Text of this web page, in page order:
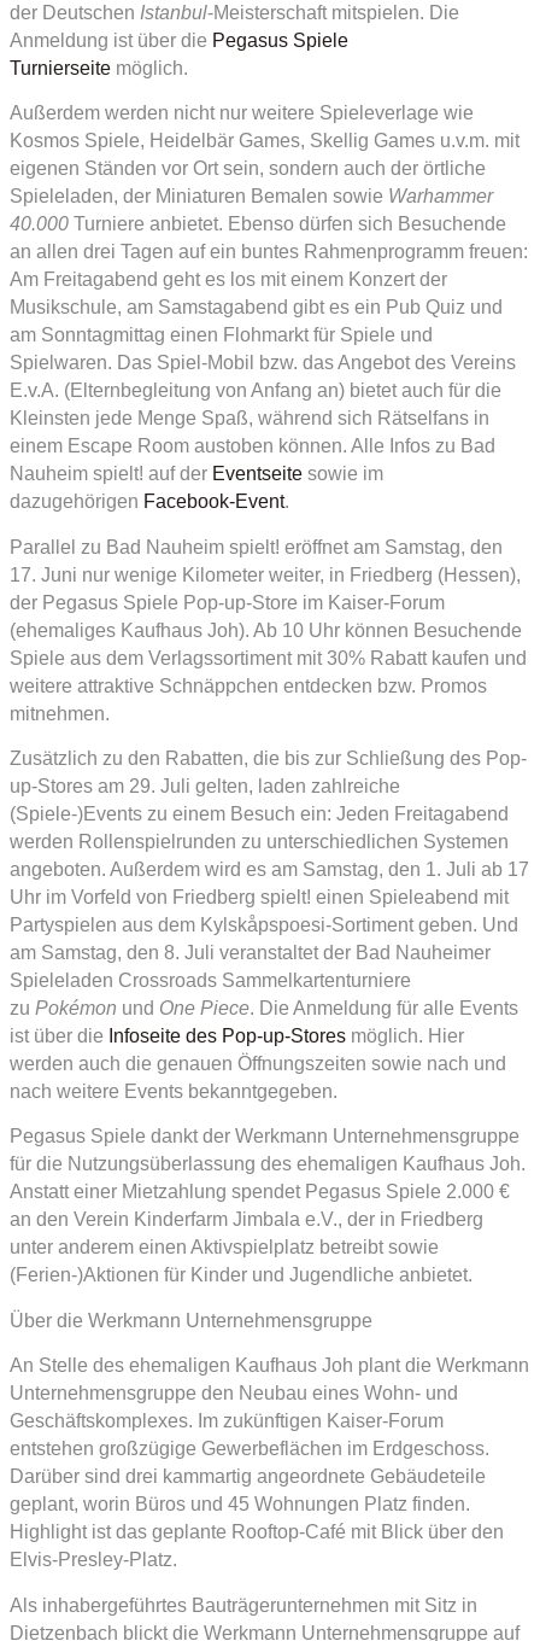
der Deutschen Istanbul-Meisterschaft mitspielen. Die
Anmeldung ist über die Pegasus Spiele
Turnierseite möglich.
Außerdem werden nicht nur weitere Spieleverlage wie
Kosmos Spiele, Heidelbär Games, Skellig Games u.v.m. mit
eigenen Ständen vor Ort sein, sondern auch der örtliche
Spieleladen, der Miniaturen Bemalen sowie Warhammer
40.000 Turniere anbietet. Ebenso dürfen sich Besuchende
an allen drei Tagen auf ein buntes Rahmenprogramm freuen:
Am Freitagabend geht es los mit einem Konzert der
Musikschule, am Samstagabend gibt es ein Pub Quiz und
am Sonntagmittag einen Flohmarkt für Spiele und
Spielwaren. Das Spiel-Mobil bzw. das Angebot des Vereins
E.v.A. (Elternbegleitung von Anfang an) bietet auch für die
Kleinsten jede Menge Spaß, während sich Rätselfans in
einem Escape Room austoben können. Alle Infos zu Bad
Nauheim spielt! auf der Eventseite sowie im
dazugehörigen Facebook-Event.
Parallel zu Bad Nauheim spielt! eröffnet am Samstag, den
17. Juni nur wenige Kilometer weiter, in Friedberg (Hessen),
der Pegasus Spiele Pop-up-Store im Kaiser-Forum
(ehemaliges Kaufhaus Joh). Ab 10 Uhr können Besuchende
Spiele aus dem Verlagssortiment mit 30% Rabatt kaufen und
weitere attraktive Schnäppchen entdecken bzw. Promos
mitnehmen.
Zusätzlich zu den Rabatten, die bis zur Schließung des Pop-
up-Stores am 29. Juli gelten, laden zahlreiche
(Spiele-)Events zu einem Besuch ein: Jeden Freitagabend
werden Rollenspielrunden zu unterschiedlichen Systemen
angeboten. Außerdem wird es am Samstag, den 1. Juli ab 17
Uhr im Vorfeld von Friedberg spielt! einen Spieleabend mit
Partyspielen aus dem Kylskåpspoesi-Sortiment geben. Und
am Samstag, den 8. Juli veranstaltet der Bad Nauheimer
Spieleladen Crossroads Sammelkartenturniere
zu Pokémon und One Piece. Die Anmeldung für alle Events
ist über die Infoseite des Pop-up-Stores möglich. Hier
werden auch die genauen Öffnungszeiten sowie nach und
nach weitere Events bekanntgegeben.
Pegasus Spiele dankt der Werkmann Unternehmensgruppe
für die Nutzungsüberlassung des ehemaligen Kaufhaus Joh.
Anstatt einer Mietzahlung spendet Pegasus Spiele 2.000 €
an den Verein Kinderfarm Jimbala e.V., der in Friedberg
unter anderem einen Aktivspielplatz betreibt sowie
(Ferien-)Aktionen für Kinder und Jugendliche anbietet.
Über die Werkmann Unternehmensgruppe
An Stelle des ehemaligen Kaufhaus Joh plant die Werkmann
Unternehmensgruppe den Neubau eines Wohn- und
Geschäftskomplexes. Im zukünftigen Kaiser-Forum
entstehen großzügige Gewerbeflächen im Erdgeschoss.
Darüber sind drei kammartig angeordnete Gebäudeteile
geplant, worin Büros und 45 Wohnungen Platz finden.
Highlight ist das geplante Rooftop-Café mit Blick über den
Elvis-Presley-Platz.
Als inhabergeführtes Bauträgerunternehmen mit Sitz in
Dietzenbach blickt die Werkmann Unternehmensgruppe auf